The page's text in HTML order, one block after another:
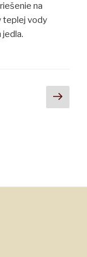
na
teplej vody